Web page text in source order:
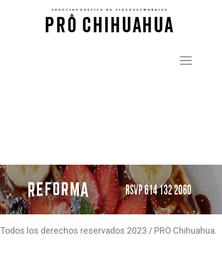
Todos los derechos reservados 2023 / PRO Chihuahua.